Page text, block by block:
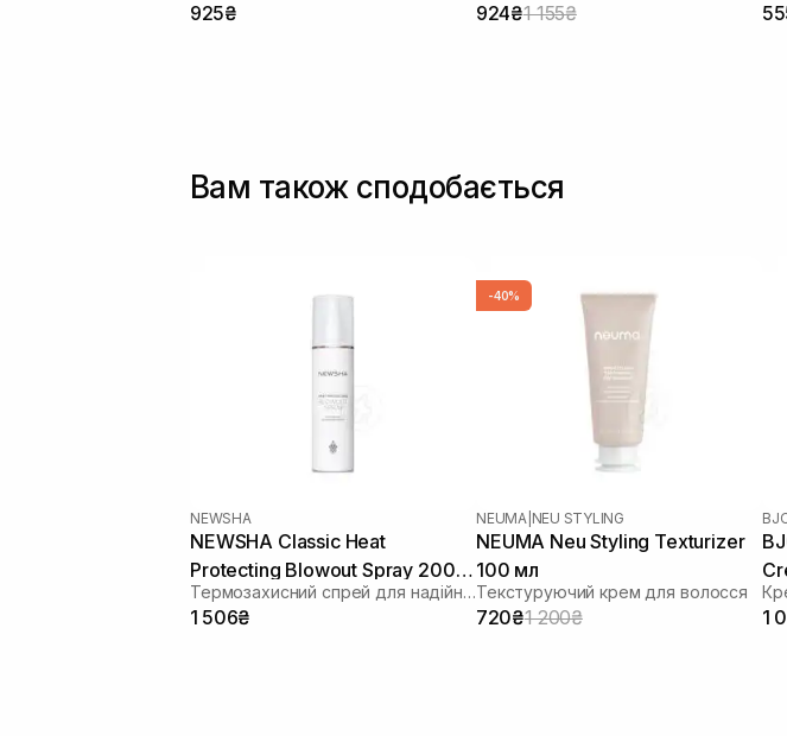
925₴ 924₴1 155₴
Вам також сподобається
NEWSHA
NEWSHA Classic Heat
Protecting Blowout Spray 200
мл
Термозахисний спрей для надійної фіксації
1 506₴
-40%
NEUMA NEU STYLING
NEUMA Neu Styling Texturizer
100 мл
Текстуруючий крем для волосся
720₴1 200₴ 1